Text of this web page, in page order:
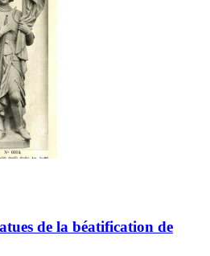
de la béatification de